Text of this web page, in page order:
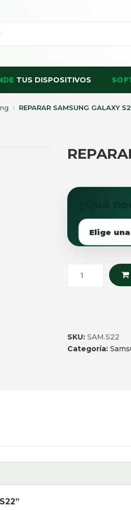
TUS DISPOSITIVOS
REPARAR SAMSUNG GALAXY
¿Qué
SKU: SAM.S22
Categoría: